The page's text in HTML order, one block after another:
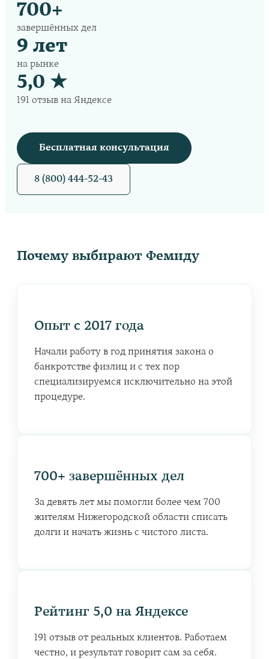
700+
завершённых дел
9 лет
на рынке
5,0 ★
191 отзыв на Яндексе
Бесплатная консультация
8 (800) 444-52-43
Почему выбирают Фемиду
Опыт с 2017 года
Начали работу в год принятия закона о
банкротстве физлиц и с тех пор
специализируемся исключительно на этой
процедуре.
700+ завершённых дел
За девять лет мы помогли более чем 700
жителям Нижегородской области списать
долги и начать жизнь с чистого листа.
Рейтинг 5,0 на Яндексе
191 отзыв от реальных клиентов. Работаем
честно, и результат говорит сам за себя.